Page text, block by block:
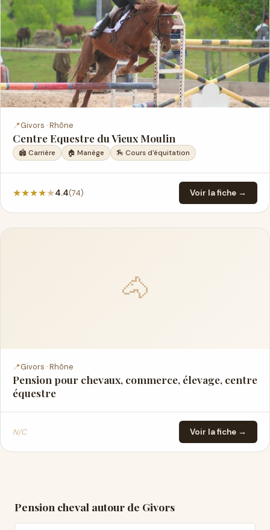
📍Givors · Rhône
Centre Equestre du Vieux Moulin
🏟️ Carrière 🏠 Manège 🏇 Cours d'équitation
★★★★★4.4(74) Voir la fiche →
🐴
📍Givors · Rhône
Pension pour chevaux, commerce, élevage, centre
équestre
N/C Voir la fiche →
Pension cheval autour de Givors